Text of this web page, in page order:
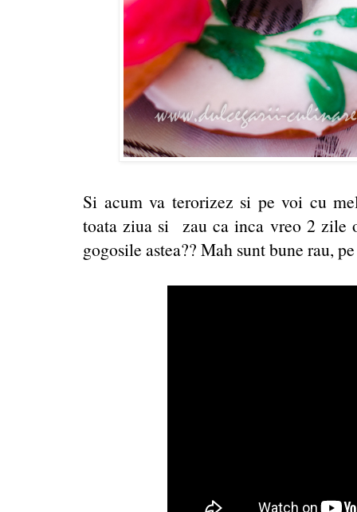
Si acum va terorizez si pe voi cu
toata ziua si zau ca inca vreo 2 zile
gogosile astea?? Mah sunt bune rau,